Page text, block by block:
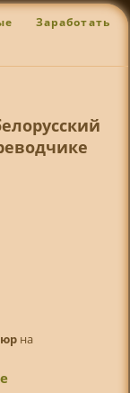
Заработать
на